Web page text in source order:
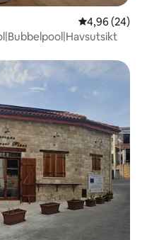
4,96 av 5 i
4,96 (24)